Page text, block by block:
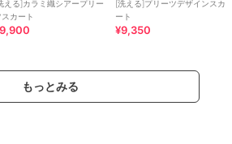
える]カラミ織シアープリー
スカート
[洗える]プリーツデザインスカ
ート
¥9,350
もっとみる